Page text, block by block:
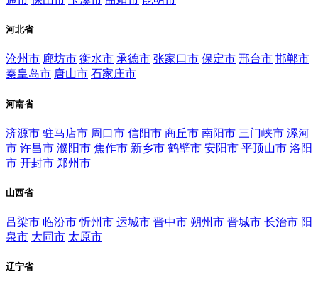
河北省
沧州市 廊坊市 衡水市 承德市 张家口市 保定市 邢台市 邯郸市
秦皇岛市 唐山市 石家庄市
河南省
济源市 驻马店市 周口市 信阳市 商丘市 南阳市 三门峡市 漯河
市 许昌市 濮阳市 焦作市 新乡市 鹤壁市 安阳市 平顶山市 洛阳
市 开封市 郑州市
山西省
吕梁市 临汾市 忻州市 运城市 晋中市 朔州市 晋城市 长治市 阳
泉市 大同市 太原市
辽宁省